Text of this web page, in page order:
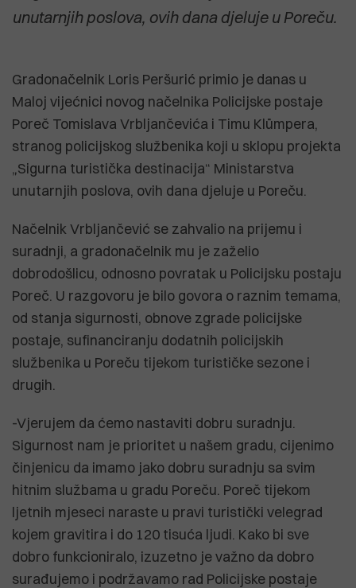
unutarnjih poslova, ovih dana djeluje u Poreču.
Gradonačelnik Loris Peršurić primio je danas u
Maloj vijećnici novog načelnika Policijske postaje
Poreč Tomislava Vrbljančevića i Timu Klümpera,
stranog policijskog službenika koji u sklopu projekta
„Sigurna turistička destinacija“ Ministarstva
unutarnjih poslova, ovih dana djeluje u Poreču.
Načelnik Vrbljančević se zahvalio na prijemu i
suradnji, a gradonačelnik mu je zaželio
dobrodošlicu, odnosno povratak u Policijsku postaju
Poreč. U razgovoru je bilo govora o raznim temama,
od stanja sigurnosti, obnove zgrade policijske
postaje, sufinanciranju dodatnih policijskih
službenika u Poreču tijekom turističke sezone i
drugih.
-Vjerujem da ćemo nastaviti dobru suradnju.
Sigurnost nam je prioritet u našem gradu, cijenimo
činjenicu da imamo jako dobru suradnju sa svim
hitnim službama u gradu Poreču. Poreč tijekom
ljetnih mjeseci naraste u pravi turistički velegrad
kojem gravitira i do 120 tisuća ljudi. Kako bi sve
dobro funkcioniralo, izuzetno je važno da dobro
surađujemo i podržavamo rad Policijske postaje